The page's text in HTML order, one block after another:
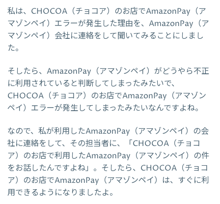
私は、CHOCOA（チョコア）のお店でAmazonPay（ア
マゾンペイ）エラーが発生した理由を、AmazonPay（ア
マゾンペイ）会社に連絡をして聞いてみることにしまし
た。
そしたら、AmazonPay（アマゾンペイ）がどうやら不正
に利用されていると判断してしまったみたいで、
CHOCOA（チョコア）のお店でAmazonPay（アマゾン
ペイ）エラーが発生してしまったみたいなんですよね。
なので、私が利用したAmazonPay（アマゾンペイ）の会
社に連絡をして、その担当者に、「CHOCOA（チョコ
ア）のお店で利用したAmazonPay（アマゾンペイ）の件
をお話したんですよね」。そしたら、CHOCOA（チョコ
ア）のお店でAmazonPay（アマゾンペイ）は、すぐに利
用できるようになりましたよ。